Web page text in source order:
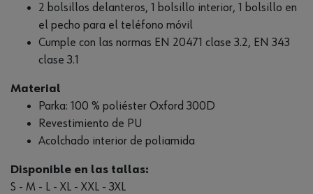
2 bolsillos delanteros, 1 bolsillo interior, 1 bolsillo en
el pecho para el teléfono móvil
Cumple con las normas EN 20471 clase 3.2, EN 343
clase 3.1
Material
Parka: 100 % poliéster Oxford 300D
Revestimiento de PU
Acolchado interior de poliamida
Disponible en las tallas:
S - M - L - XL - XXL - 3XL